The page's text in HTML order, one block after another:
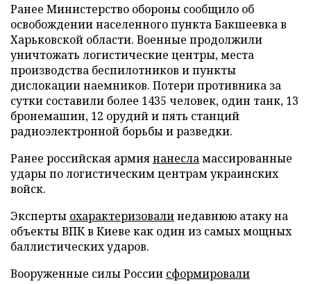
Ранее Министерство обороны сообщило об
освобождении населенного пункта Бакшеевка в
Харьковской области. Военные продолжили
уничтожать логистические центры, места
производства беспилотников и пункты
дислокации наемников. Потери противника за
сутки составили более 1435 человек, один танк, 13
бронемашин, 12 орудий и пять станций
радиоэлектронной борьбы и разведки.
Ранее российская армиянанесламассированные
удары по логистическим центрам украинских
войск.
Эксперты охарактеризовалинедавнюю атаку на
объекты ВПК в Киеве как один из самых мощных
баллистических ударов.
Вооруженные силы России сформировали